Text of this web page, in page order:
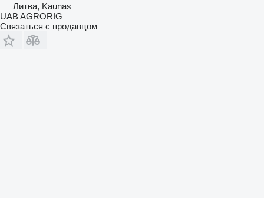
Литва, Kaunas
UAB AGRORIG
Связаться с продавцом